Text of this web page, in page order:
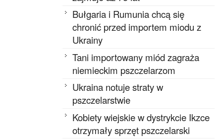
Bułgaria i Rumunia chcą się
chronić przed importem miodu z
Ukrainy
Tani importowany miód zagraża
niemieckim pszczelarzom
Ukraina notuje straty w
pszczelarstwie
Kobiety wiejskie w dystrykcie Ikzce
otrzymały sprzęt pszczelarski